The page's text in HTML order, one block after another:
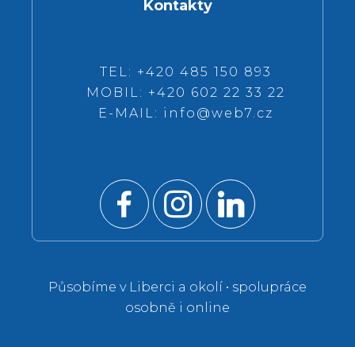
Kontakty
TEL: +420 485 150 893
MOBIL: +420 602 22 33 22
E-MAIL: info@web7.cz
Působíme v Liberci a okolí • spolupráce
osobně i online